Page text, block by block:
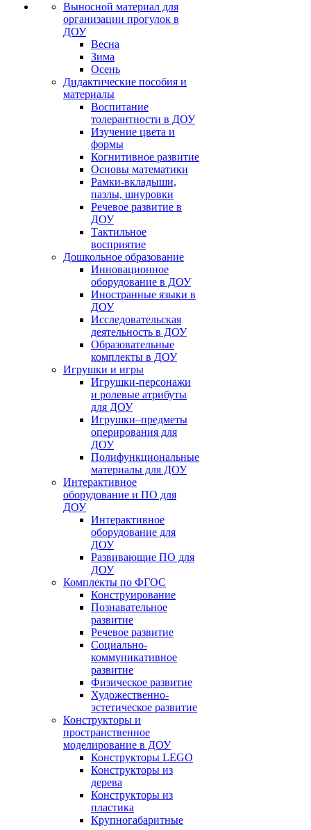
Выносной материал для
организации прогулок в
ДОУ
Весна
Зима
Осень
Дидактические пособия и
материалы
Воспитание
толерантности в ДОУ
Изучение цвета и
формы
Когнитивное развитие
Основы математики
Рамки-вкладыши,
пазлы, шнуровки
Речевое развитие в
ДОУ
Тактильное
восприятие
Дошкольное образование
Инновационное
оборудование в ДОУ
Иностранные языки в
ДОУ
Исследовательская
деятельность в ДОУ
Образовательные
комплекты в ДОУ
Игрушки и игры
Игрушки-персонажи
и ролевые атрибуты
для ДОУ
Игрушки–предметы
оперирования для
ДОУ
Полифункциональные
материалы для ДОУ
Интерактивное
оборудование и ПО для
ДОУ
Интерактивное
оборудование для
ДОУ
Развивающие ПО для
ДОУ
Комплекты по ФГОС
Конструирование
Познавательное
развитие
Речевое развитие
Социально-
коммуникативное
развитие
Физическое развитие
Художественно-
эстетическое развитие
Конструкторы и
пространственное
моделирование в ДОУ
Конструкторы LEGO
Конструкторы из
дерева
Конструкторы из
пластика
Крупногабаритные